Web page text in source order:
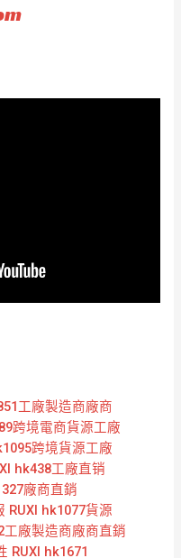
工廠製造商廠商
跨境電商貨源工廠
跨境貨源工廠
hk438工廠直销
廠商直銷
RUXI hk1077貨源
工廠製造商廠商直銷
RUXI hk1671